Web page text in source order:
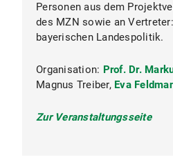
Personen aus dem
des MZN sowie an
bayerischen Landespolitik.
Organisation: Prof. Dr.
Magnus Treiber, Eva
Zur Veranstaltungsseite